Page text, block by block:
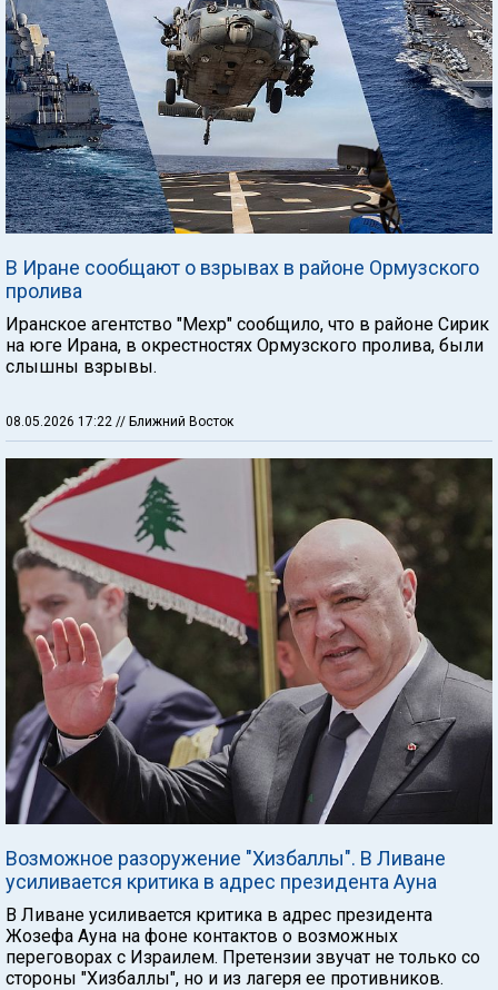
В Иране сообщают о взрывах в районе Ормузского
пролива
Иранское агентство "Мехр" сообщило, что в районе Сирик
на юге Ирана, в окрестностях Ормузского пролива, были
слышны взрывы.
08.05.2026 17:22 // Ближний Восток
Возможное разоружение "Хизбаллы". В Ливане
усиливается критика в адрес президента Ауна
В Ливане усиливается критика в адрес президента
Жозефа Ауна на фоне контактов о возможных
переговорах с Израилем. Претензии звучат не только со
стороны "Хизбаллы", но и из лагеря ее противников.